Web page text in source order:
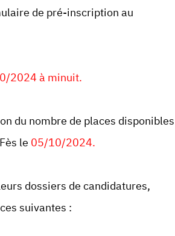
de pré-inscription au
2024 à minuit.
du nombre de places disponibles
le 05/10/2024.
dossiers de candidatures,
suivantes :